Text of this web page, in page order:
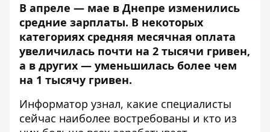
В апреле — мае в Днепре изменились
средние зарплаты. В некоторых
категориях средняя месячная оплата
увеличилась почти на 2 тысячи гривен,
а в других — уменьшилась более чем
на 1 тысячу гривен.
Информатор узнал, какие специалисты
сейчас наиболее востребованы и кто из